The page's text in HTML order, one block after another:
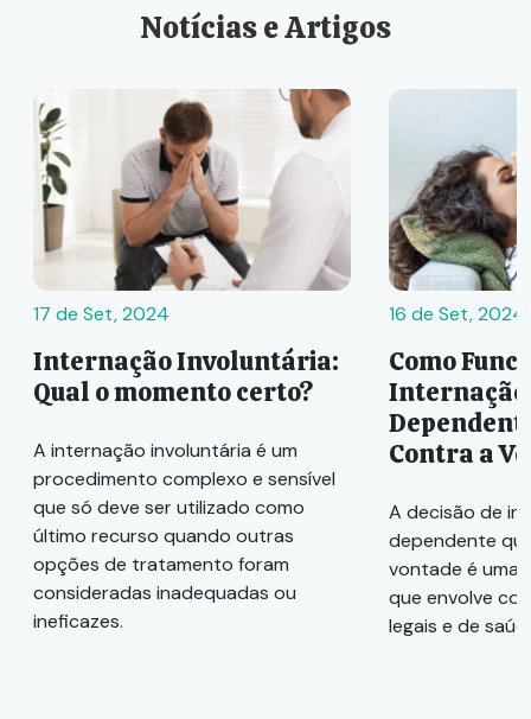
Notícias e Artigos
17 de Set, 2024
Internação Involuntária:
Qual o momento certo?
A internação involuntária é um
procedimento complexo e sensível
que só deve ser utilizado como
último recurso quando outras
opções de tratamento foram
consideradas inadequadas ou
ineficazes.
16 de Set, 2024
Como
Internação
Contra a
A decisão de
dependente
vontade é uma
que envolve
legais e de